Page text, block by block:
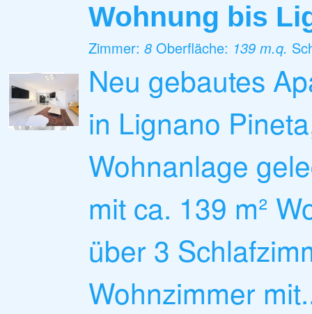
Wohnung bis
Zimmer: 8 Oberfläche: 139 m.q.
Neu gebautes
in Lignano
Wohnanlage
mit ca. 139 m²
über 3
Wohnzimmer